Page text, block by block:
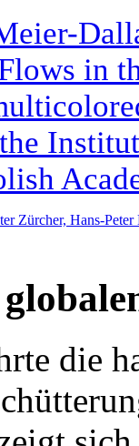
in
Zürcher, Hans-
die